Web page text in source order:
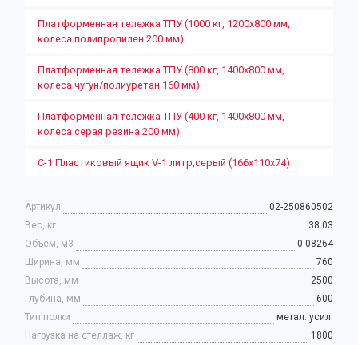
Платформенная тележка ТПУ (1000 кг, 1200x800 мм,
колеса полипропилен 200 мм)
Платформенная тележка ТПУ (800 кг, 1400х800 мм,
колеса чугун/полиуретан 160 мм)
Платформенная тележка ТПУ (400 кг, 1400х800 мм,
колеса серая резина 200 мм)
С-1 Пластиковый ящик V-1 литр,серый (166х110х74)
Артикул
02-250860502
Вес, кг
38.03
Объём, м3
0.08264
Ширина, мм
760
Высота, мм
2500
Глубина, мм
600
Тип полки
метал. усил.
Нагрузка на стеллаж, кг
1800